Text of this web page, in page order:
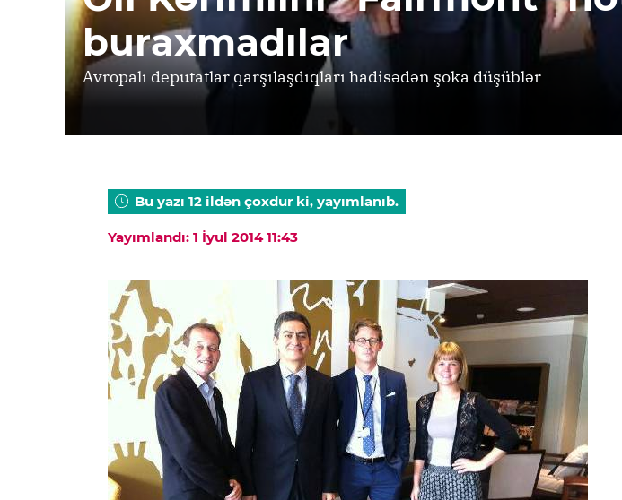
buraxmadılar
Avropalı deputatlar qarşılaşdıqları hadisədən şoka düşüblər
Bu yazı 12 ildən çoxdur ki, yayımlanıb.
Yayımlandı: 1 İyul 2014 11:43